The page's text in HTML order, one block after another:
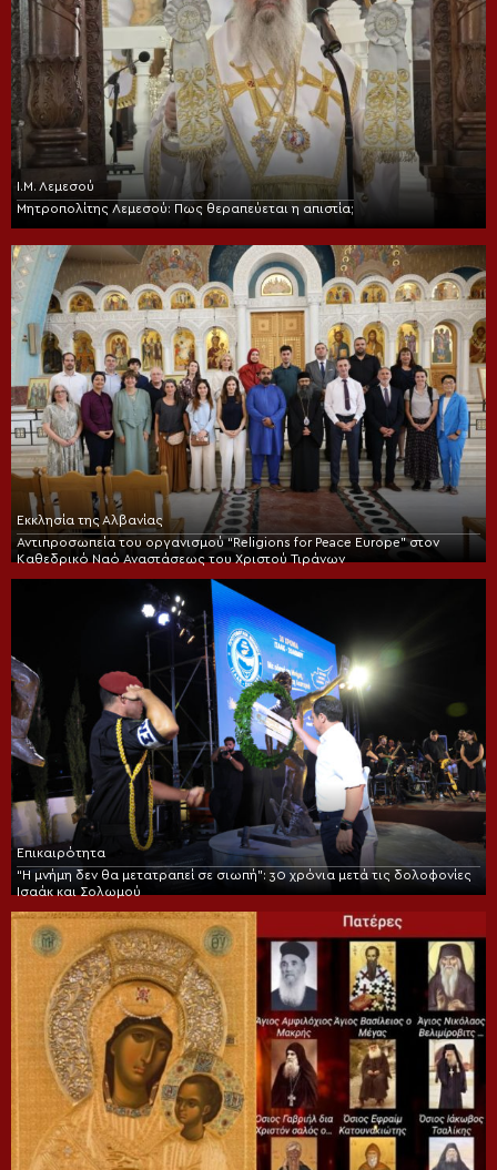
Ι.Μ. Λεμεσού
Μητροπολίτης Λεμεσού: Πως θεραπεύεται η απιστία;
Εκκλησία της Αλβανίας
Αντιπροσωπεία του οργανισμού “Religions for Peace Europe” στον
Καθεδρικό Ναό Αναστάσεως του Χριστού Τιράνων
Επικαιρότητα
“Η μνήμη δεν θα μετατραπεί σε σιωπή”: 30 χρόνια μετά τις δολοφονίες
Ισαάκ και Σολωμού